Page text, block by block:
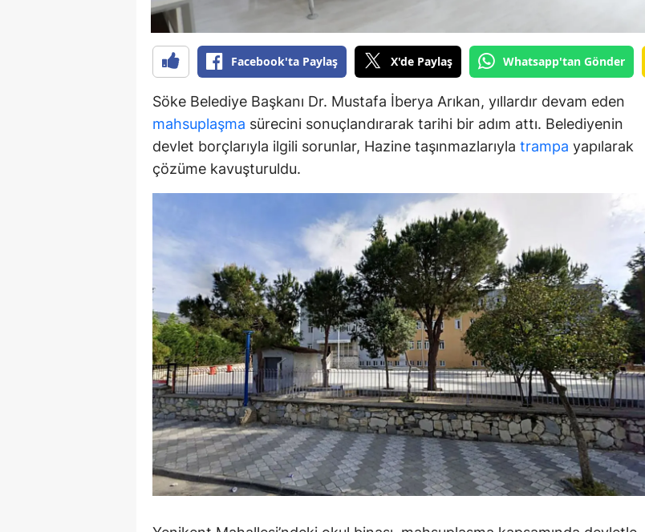
Uşak
Van
Zonguldak
Aksaray
Karaman
Kırıkkale
Batman
Şırnak
Bartın
Ardahan
Iğdır
Yalova
Karabük
Facebook'ta Paylaş X'de Paylaş Whatsapp'tan Gönder
Söke Belediye Başkanı Dr. Mustafa İberya Arıkan, yıllardır devam eden
mahsuplaşma sürecini sonuçlandırarak tarihi bir adım attı. Belediyenin
devlet borçlarıyla ilgili sorunlar, Hazine taşınmazlarıyla trampa yapılarak
çözüme kavuşturuldu.